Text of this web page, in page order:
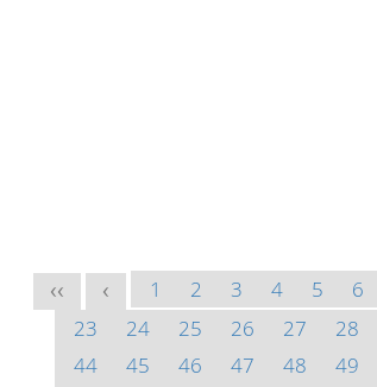
<< < 1 2 3 4 5 6
23
24 25 26 27 28
44
45 46 47 48 49